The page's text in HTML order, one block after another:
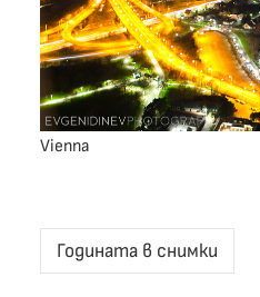
Vienna
Годината в снимки